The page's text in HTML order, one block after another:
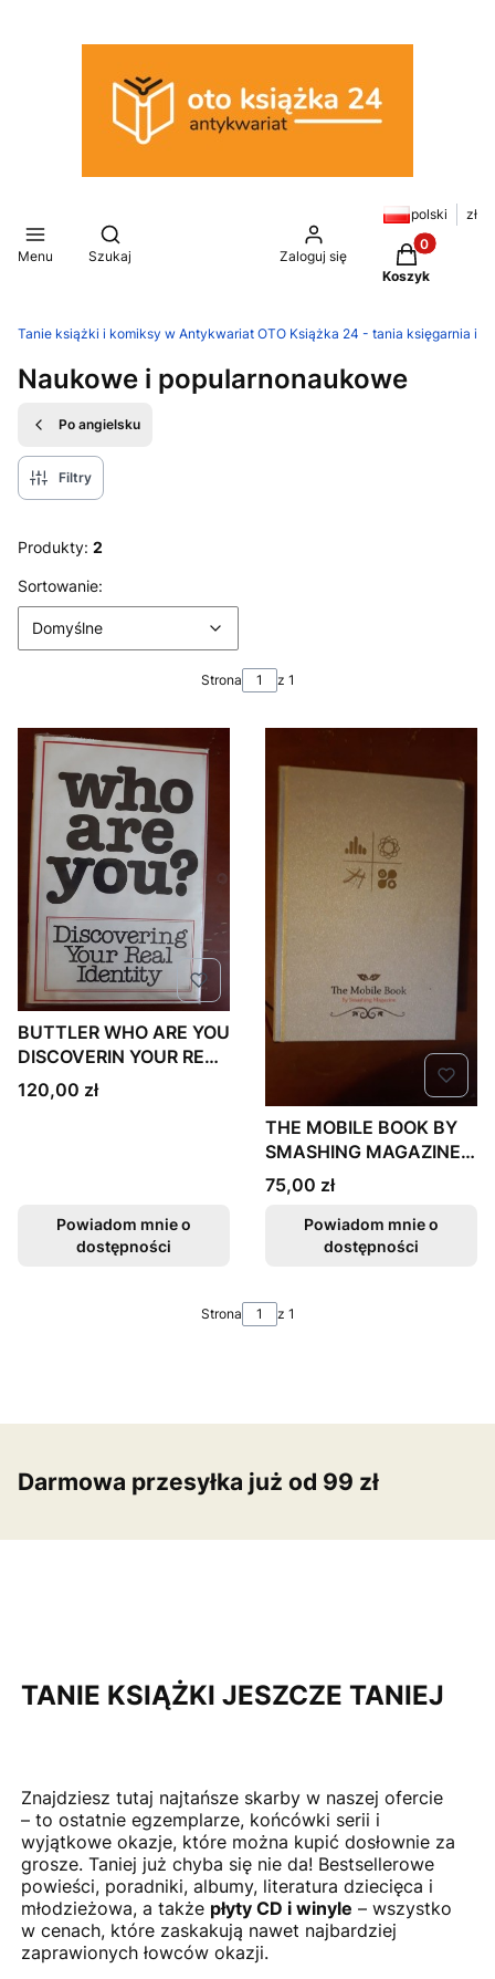
Menu
Otwórz wyszukiwarkę
Szukaj Zaloguj się
polski zł
Produkty w
Koszyk
Tanie książki i komiksy w Antykwariat OTO Książka 24 - tania księgarnia
Naukowe i popularnonaukowe
Po angielsku
Filtry
Produkty: 2
Lista produktów
Sortowanie:
Domyślne
Strona z 1
BUTTLER WHO ARE YOU
DISCOVERIN YOUR REAL
IDENTITY
Cena
120,00 zł
Powiadom mnie o
dostępności
THE MOBILE BOOK BY
SMASHING MAGAZINE
STAN BDB
Cena
75,00 zł
Powiadom mnie o
dostępności
Strona z 1
Darmowa przesyłka już od 99 zł
TANIE KSIĄŻKI JESZCZE TANIEJ
Znajdziesz tutaj najtańsze skarby w naszej ofercie
– to ostatnie egzemplarze, końcówki serii i
wyjątkowe okazje, które można kupić dosłownie za
grosze. Taniej już chyba się nie da! Bestsellerowe
powieści, poradniki, albumy, literatura dziecięca i
młodzieżowa, a także płyty CD i winyle – wszystko
w cenach, które zaskakują nawet najbardziej
zaprawionych łowców okazji.